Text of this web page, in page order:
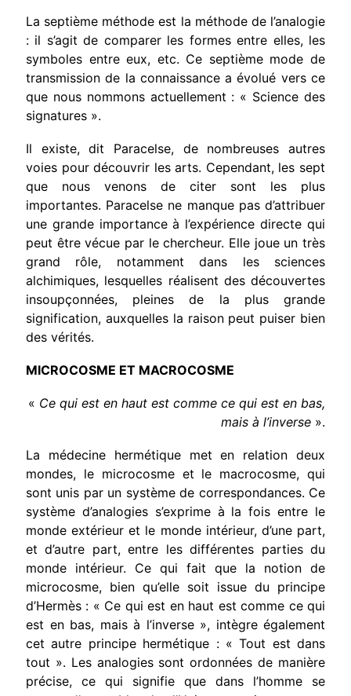
La septième méthode est la méthode de l’analogie
: il s’agit de comparer les formes entre elles, les
symboles entre eux, etc. Ce septième mode de
transmission de la connaissance a évolué vers ce
que nous nommons actuellement : « Science des
signatures ».
Il existe, dit Paracelse, de nombreuses autres
voies pour découvrir les arts. Cependant, les sept
que nous venons de citer sont les plus
importantes. Paracelse ne manque pas d’attribuer
une grande importance à l’expérience directe qui
peut être vécue par le chercheur. Elle joue un très
grand rôle, notamment dans les sciences
alchimiques, lesquelles réalisent des découvertes
insoupçonnées, pleines de la plus grande
signification, auxquelles la raison peut puiser bien
des vérités.
MICROCOSME ET MACROCOSME
« Ce qui est en haut est comme ce qui est en bas,
mais à l’inverse ».
La médecine hermétique met en relation deux
mondes, le microcosme et le macrocosme, qui
sont unis par un système de correspondances. Ce
système d’analogies s’exprime à la fois entre le
monde extérieur et le monde intérieur, d’une part,
et d’autre part, entre les différentes parties du
monde intérieur. Ce qui fait que la notion de
microcosme, bien qu’elle soit issue du principe
d’Hermès : « Ce qui est en haut est comme ce qui
est en bas, mais à l’inverse », intègre également
cet autre principe hermétique : « Tout est dans
tout ». Les analogies sont ordonnées de manière
précise, ce qui signifie que dans l’homme se